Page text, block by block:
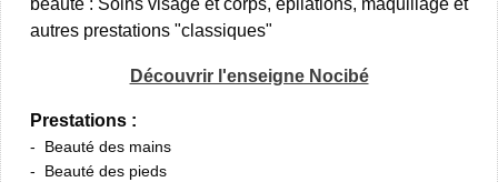
beauté : Soins visage et corps, épilations, maquillage et
autres prestations "classiques"
Découvrir l'enseigne Nocibé
Prestations :
Beauté des mains
Beauté des pieds